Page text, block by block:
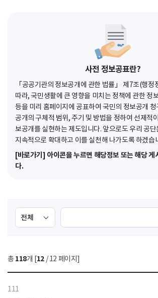
사전 정보공표란?
「공공기관의 정보공개에 관한 법률」 제7조(행정
따라, 국민생활에 큰 영향을 미치는 정책에 관한 정
등을 미리 홈페이지에 공표하여 국민의 정보공개
공개의 구체적 범위, 주기 및 방법을 정하여 선제적
보공개를 실현하는 제도입니다. 앞으로도 우리 공
지속적으로 확대하고 이를 실천해 나가도록 하겠습
[바로가기] 아이콘을 누르면 해당정보 또는 해당 게
다.
검
색
선
택
색
총 118개 [12 / 12 페이지]
111